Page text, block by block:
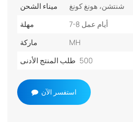
ميناء الشحن
شنتشن، هونغ كونغ
مهلة
7-8 أيام عمل
ماركة
MH
طلب المنتج الأدنى 500
استفسر الآن